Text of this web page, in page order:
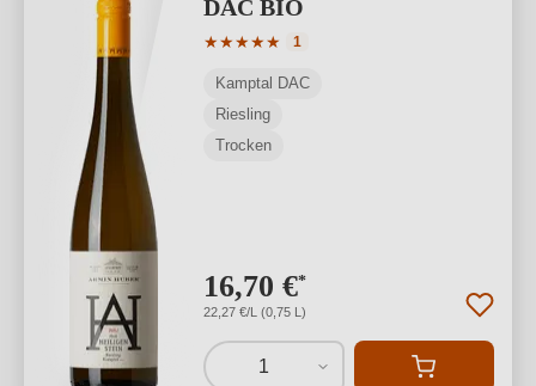
DAC BIO
★★★★★
Durchschnittliche Bewertung von 5
1
Kamptal DAC
Riesling
Trocken
16,70 €*
22,27 €/L (0,75 L)
1